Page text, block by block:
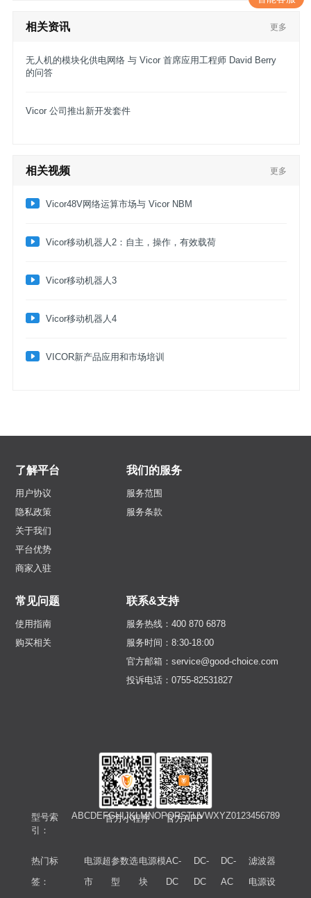
相关资讯 更多
无人机的模块化供电网络 与 Vicor 首席应用工程师 David Berry
的问答
Vicor 公司推出新开发套件
相关视频 更多
Vicor48V网络运算市场与 Vicor NBM
​Vicor移动机器人2：自主，操作，有效载荷
​Vicor移动机器人3
​Vicor移动机器人4
VICOR新产品应用和市场培训
了解平台
用户协议
隐私政策
关于我们
平台优势
商家入驻
我们的服务
服务范围
服务条款
常见问题
使用指南
购买相关
联系&支持
服务热线：400 870 6878
服务时间：8:30-18:00
官方邮箱：service@good-choice.com
投诉电话：0755-82531827
官方小程序 官方APP
型号索
引：
ABCDE FGHIJKLMNOPQRSTUVWXYZ0123456789
热门标
签：
电源超
市
参数选
型
电源模
块
AC-
DC
DC-
DC
DC-
AC
滤波器
电源设